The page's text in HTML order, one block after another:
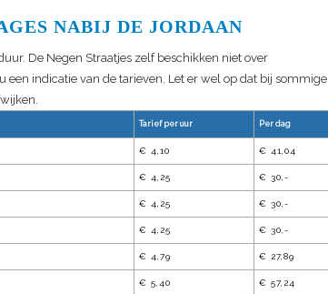
NABIJ DE JORDAAN
De Negen Straatjes zelf beschikken niet over
een indicatie van de tarieven. Let er wel op dat bij sommige
Tarief per uur Per dag
€ 4,10 € 41,04
€ 4,25 € 30,-
€ 4,25 € 30,-
€ 4,25 € 30,-
€ 4,79 € 27,89
€ 5,40 € 57,24